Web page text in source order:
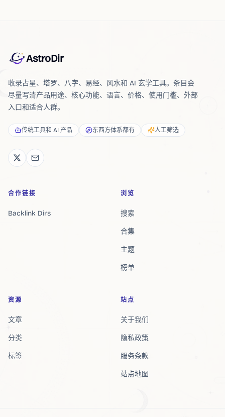
AstroDir
收录占星、塔罗、八字、易经、风水和 AI 玄学工具。条目会
尽量写清产品用途、核心功能、语言、价格、使用门槛、外部
入口和适合人群。
传统工具和 AI 产品 东西方体系都有 人工筛选
合作链接
Backlink Dirs
浏览
搜索
合集
主题
榜单
资源
文章
分类
标签
站点
关于我们
隐私政策
服务条款
站点地图